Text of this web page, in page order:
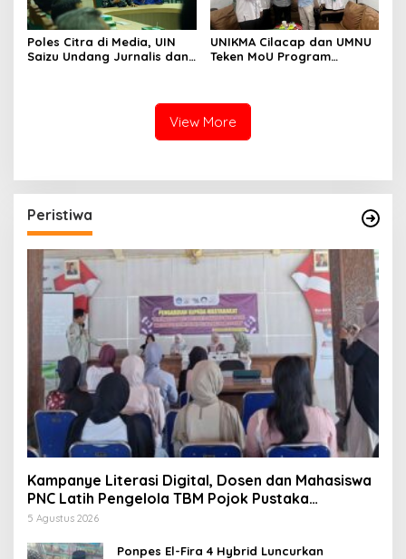
Poles Citra di Media, UIN
Saizu Undang Jurnalis dan
UNIKMA Cilacap dan UMNU
Teken MoU Program
View More
Peristiwa
Kampanye Literasi Digital, Dosen dan Mahasiswa
PNC Latih Pengelola TBM Pojok Pustaka
Majenang Produksi Konten Medsos
5 Agustus 2026
Ponpes El-Fira 4 Hybrid Luncurkan